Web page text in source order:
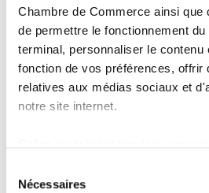
Chambre de Commerce ainsi que
de permettre le fonctionnement
terminal, personnaliser le contenu
fonction de vos préférences, offrir
relatives aux médias sociaux et
notre site internet.
à l’exception des cookies
Nécessaires